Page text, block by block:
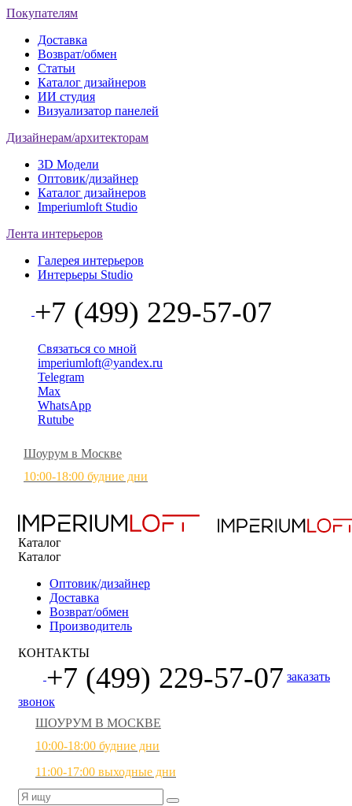
Покупателям
Доставка
Возврат/обмен
Статьи
Каталог дизайнеров
ИИ студия
Визуализатор панелей
Дизайнерам/архитекторам
3D Модели
Оптовик/дизайнер
Каталог дизайнеров
Imperiumloft Studio
Лента интерьеров
Галерея интерьеров
Интерьеры Studio
+7 (499) 229-57-07
Связаться со мной
imperiumloft@yandex.ru
Telegram
Max
WhatsApp
Rutube
Шоурум в Москве
10:00-18:00 будние дни
Каталог
Каталог
Оптовик/дизайнер
Доставка
Возврат/обмен
Производитель
КОНТАКТЫ
+7 (499) 229-57-07 заказать
звонок
ШОУРУМ В МОСКВЕ
10:00-18:00 будние дни
11:00-17:00 выходные дни